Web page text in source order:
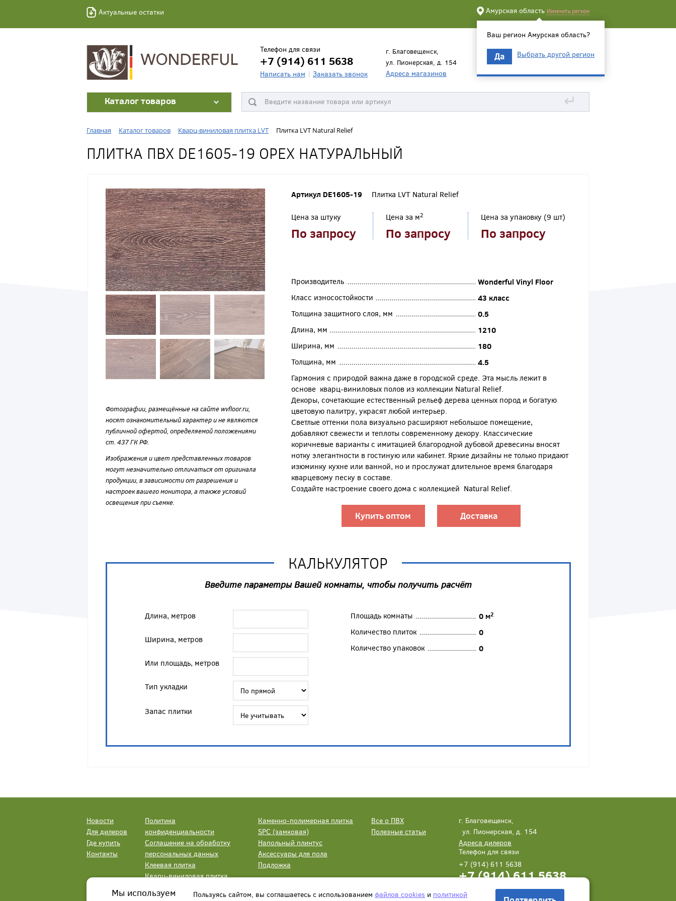
Актуальные остатки Амурская область Изменить регион
Ваш регион Амурская область?
Да Выбрать другой регион
Телефон для связи
+7 (914) 611 5638
Написать нам Заказать звонок
г. Благовещенск,
ул. Пионерская, д. 154
Адреса магазинов
Каталог товаров ↵
Главная Каталог товаров Кварц-виниловая плитка LVT Плитка LVT Natural Relief
ПЛИТКА ПВХ DE1605-19 ОРЕХ НАТУРАЛЬНЫЙ
Фотографии, размещённые на сайте wvfloor.ru,
носят ознакомительный характер и не являются
публичной офертой, определяемой положениями
ст. 437 ГК РФ.
Изображения и цвет представленных товаров
могут незначительно отличаться от оригинала
продукции, в зависимости от разрешения и
настроек вашего монитора, а также условий
освещения при съемке.
Артикул DE1605-19 Плитка LVT Natural Relief
Цена за штуку
По запросу
Цена за м2
По запросу
Цена за упаковку (9 шт)
По запросу
Производитель
Wonderful Vinyl Floor
Класс износостойкости
43 класс
Толщина защитного слоя, мм
0.5
Длина, мм
1210
Ширина, мм
180
Толщина, мм
4.5
Гармония с природой важна даже в городской среде. Эта мысль лежит в
основе кварц-виниловых полов из коллекции Natural Relief.
Декоры, сочетающие естественный рельеф дерева ценных пород и богатую
цветовую палитру, украсят любой интерьер.
Светлые оттенки пола визуально расширяют небольшое помещение,
добавляют свежести и теплоты современному декору. Классические
коричневые варианты с имитацией благородной дубовой древесины вносят
нотку элегантности в гостиную или кабинет. Яркие дизайны не только придают
изюминку кухне или ванной, но и прослужат длительное время благодаря
кварцевому песку в составе.
Создайте настроение своего дома с коллекцией Natural Relief.
Купить оптом Доставка
КАЛЬКУЛЯТОР
Введите параметры Вашей комнаты, чтобы получить расчёт
Длина, метров
Ширина, метров
Или площадь, метров
Тип укладки
Запас плитки
Площадь комнаты 0м2
Количество плиток
0
Количество упаковок
0
Новости
Для дилеров
Где купить
Контакты
Политика
конфиденциальности
Соглашение на обработку
персональных данных
Клеевая плитка
Кварц-виниловая плитка
Каменно-полимерная плитка
SPC (замковая)
Напольный плинтус
Аксессуары для пола
Подложка
Все о ПВХ
Полезные статьи
г. Благовещенск,
ул. Пионерская, д. 154
Адреса дилеров
Телефон для связи
+7 (914) 611 5638
+7 (914) 611 5638
Написать нам Заказать звонок
Мы используем
Пользуясь сайтом, вы соглашаетесь с использованием файлов cookies и политикой